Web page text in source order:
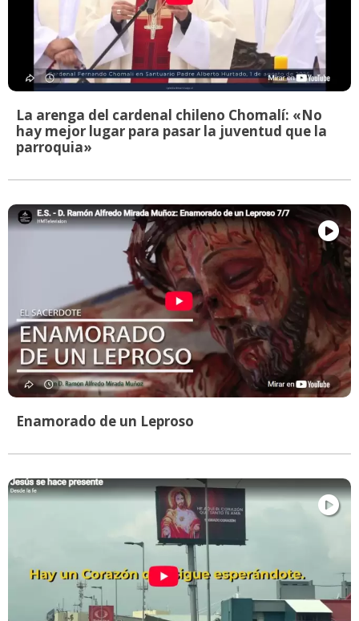
La arenga del cardenal chileno Chomalí: «No
hay mejor lugar para pasar la juventud que la
parroquia»
Enamorado de un Leproso